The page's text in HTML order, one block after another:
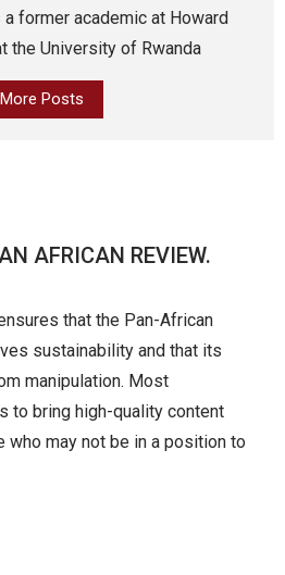
former academic at Howard
the University of Rwanda
More Posts
AFRICAN REVIEW.
that the Pan-African
sustainability and that its
manipulation. Most
to bring high-quality content
who may not be in a position to